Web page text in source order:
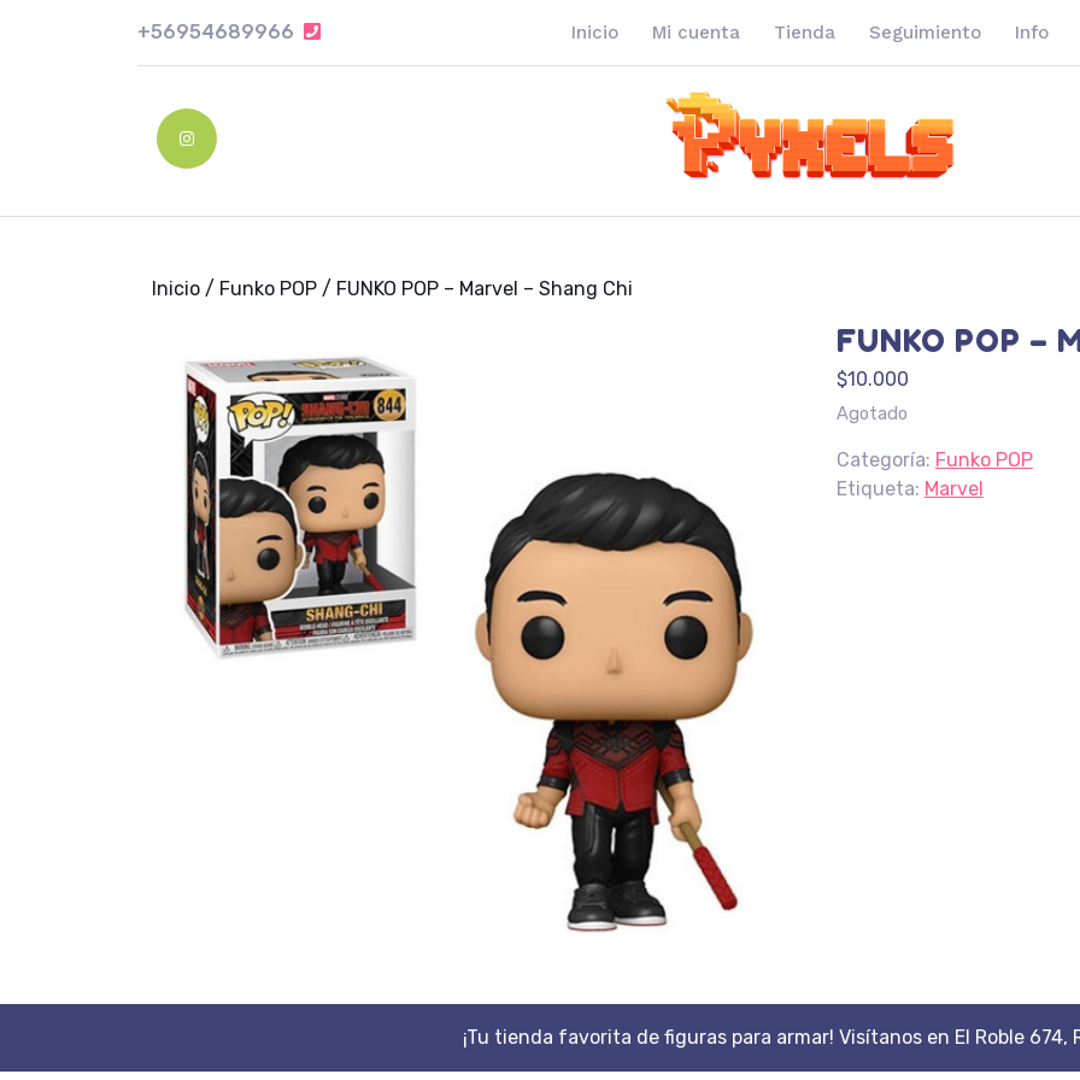
+56954689966 +56954689966 Inicio Mi cuenta Tienda Seguimiento Info
Instagram
Inicio / Funko POP / FUNKO POP – Marvel – Shang Chi
FUNKO POP –
$10.000
Agotado
Categoría: Funko POP
Etiqueta: Marvel
¡Tu tienda favorita de figuras para armar! Visítanos en El Roble 674,